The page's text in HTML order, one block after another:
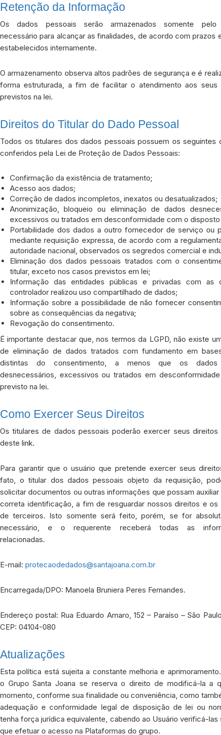
Retenção da Informação
Os dados pessoais serão armazenados somente pelo
necessário para alcançar as finalidades, de acordo com prazos
estabelecidos internamente.
O armazenamento observa altos padrões de segurança e é
forma estruturada, a fim de facilitar o atendimento aos seus
previstos na lei.
Direitos do Titular do Dado Pessoal
Todos os titulares dos dados pessoais possuem os seguintes
conferidos pela Lei de Proteção de Dados Pessoais:
Confirmação da existência de tratamento;
Acesso aos dados;
Correção de dados incompletos, inexatos ou desatualizados;
Anonimização, bloqueio ou eliminação de dados
excessivos ou tratados em desconformidade com o disposto
Portabilidade dos dados a outro fornecedor de serviço ou
mediante requisição expressa, de acordo com a
autoridade nacional, observados os segredos comercial e
Eliminação dos dados pessoais tratados com o
titular, exceto nos casos previstos em lei;
Informação das entidades públicas e privadas com as
controlador realizou uso compartilhado de dados;
Informação sobre a possibilidade de não fornecer
sobre as consequências da negativa;
Revogação do consentimento.
É importante destacar que, nos termos da LGPD, não existe
de eliminação de dados tratados com fundamento em
distintas do consentimento, a menos que os dados
desnecessários, excessivos ou tratados em
previsto na lei.
Como Exercer Seus Direitos
Os titulares de dados pessoais poderão exercer seus direitos
deste link.
Para garantir que o usuário que pretende exercer seus
fato, o titular dos dados pessoais objeto da requisição,
solicitar documentos ou outras informações que possam auxiliar
correta identificação, a fim de resguardar nossos direitos e os
de terceiros. Isto somente será feito, porém, se for
necessário, e o requerente receberá todas as
relacionadas.
E-mail: protecaodedados@santajoana.com.br
Encarregada/DPO: Manoela Bruniera Peres Fernandes.
Endereço postal: Rua Eduardo Amaro, 152 – Paraíso – São
CEP: 04104-080
Atualizações
Esta política está sujeita a constante melhoria e
o Grupo Santa Joana se reserva o direito de modificá-la a
momento, conforme sua finalidade ou conveniência, como
adequação e conformidade legal de disposição de lei ou
tenha força jurídica equivalente, cabendo ao Usuário verificá-las
que efetuar o acesso na Plataformas do grupo.